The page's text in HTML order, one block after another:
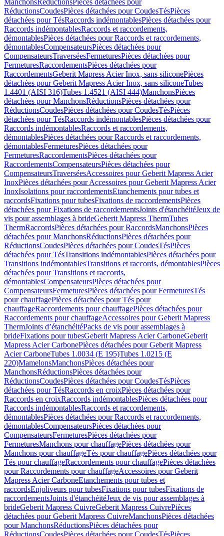
ManchonsRéductionsPièces détachées pour
RéductionsCoudesPièces détachées pour CoudesTésPièces
détachées pour TésRaccords indémontablesPièces détachées pour
Raccords indémontablesRaccords et raccordements,
démontablesPièces détachées pour Raccords et raccordements,
démontablesCompensateursPièces détachées pour
CompensateursTraverséesFermeturesPièces détachées pour
FermeturesRaccordementsPièces détachées pour
RaccordementsGeberit Mapress Acier Inox, sans siliconePièces
détachées pour Geberit Mapress Acier Inox, sans siliconeTubes
1.4401 (AISI 316)Tubes 1.4521 (AISI 444)ManchonsPièces
détachées pour ManchonsRéductionsPièces détachées pour
RéductionsCoudesPièces détachées pour CoudesTésPièces
détachées pour TésRaccords indémontablesPièces détachées pour
Raccords indémontablesRaccords et raccordements,
démontablesPièces détachées pour Raccords et raccordements,
démontablesFermeturesPièces détachées pour
FermeturesRaccordementsPièces détachées pour
RaccordementsCompensateursPièces détachées pour
CompensateursTraverséesAccessoires pour Geberit Mapress Acier
InoxPièces détachées pour Accessoires pour Geberit Mapress Acier
InoxIsolations pour raccordementsEtanchements pour tubes et
raccordsFixations pour tubesFixations de raccordementsPièces
détachées pour Fixations de raccordementsJoints d'étanchéitéJeux de
vis pour assemblages à brideGeberit Mapress ThermTubes
ThermRaccordsPièces détachées pour RaccordsManchonsPièces
détachées pour ManchonsRéductionsPièces détachées pour
RéductionsCoudesPièces détachées pour CoudesTésPièces
détachées pour TésTransitions indémontablesPièces détachées pour
Transitions indémontablesTransitions et raccords, démontablesPièces
détachées pour Transitions et raccords,
démontablesCompensateursPièces détachées pour
CompensateursFermeturesPièces détachées pour FermeturesTés
pour chauffagePièces détachées pour Tés pour
chauffageRaccordements pour chauffagePièces détachées pour
Raccordements pour chauffageAccessoires pour Geberit Mapress
ThermJoints d’étanchéitéPacks de vis pour assemblages à
brideFixations pour tubesGeberit Mapress Acier CarboneGeberit
Mapress Acier CarbonePièces détachées pour Geberit Mapress
Acier CarboneTubes 1.0034 (E 195)Tubes 1.0215 (E
220)MamelonsManchonsPièces détachées pour
ManchonsRéductionsPièces détachées pour
RéductionsCoudesPièces détachées pour CoudesTésPièces
détachées pour TésRaccords en croixPièces détachées pour
Raccords en croixRaccords indémontablesPièces détachées pour
Raccords indémontablesRaccords et raccordements,
démontablesPièces détachées pour Raccords et raccordements,
démontablesCompensateursPièces détachées pour
CompensateursFermeturesPièces détachées pour
FermeturesManchons pour chauffagePièces détachées pour
Manchons pour chauffageTés pour chauffagePièces détachées pour
Tés pour chauffageRaccordements pour chauffagePièces détachées
pour Raccordements pour chauffageAccessoires pour Geberit
Mapress Acier CarboneEtanchements pour tubes et
raccordsEnjoliveurs pour tubesFixations pour tubesFixations de
raccordementsJoints d'étanchéitéJeux de vis pour assemblages à
brideGeberit Mapress CuivreGeberit Mapress CuivrePièces
détachées pour Geberit Mapress CuivreManchonsPièces détachées
pour ManchonsRéductionsPièces détachées pour
RéductionsCoudesPièces détachées pour CoudesTésPièces